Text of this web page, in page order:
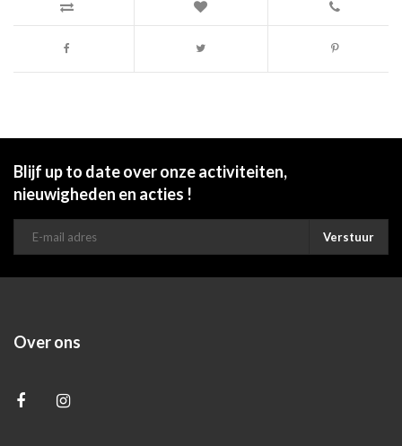
Blijf up to date over onze activiteiten,
nieuwigheden en acties !
Verstuur
Over ons